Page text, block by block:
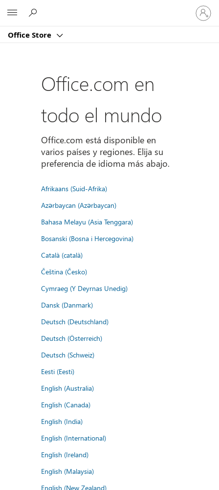
Office Store
Iniciar
sesión
en
cuenta
Office.com en
todo el mundo
Office.com está disponible en
varios países y regiones. Elija su
preferencia de idioma más abajo.
Afrikaans (Suid-Afrika)
Azərbaycan (Azərbaycan)
Bahasa Melayu (Asia Tenggara)
Bosanski (Bosna i Hercegovina)
Català (català)
Čeština (Česko)
Cymraeg (Y Deyrnas Unedig)
Dansk (Danmark)
Deutsch (Deutschland)
Deutsch (Österreich)
Deutsch (Schweiz)
Eesti (Eesti)
English (Australia)
English (Canada)
English (India)
English (International)
English (Ireland)
English (Malaysia)
English (New Zealand)